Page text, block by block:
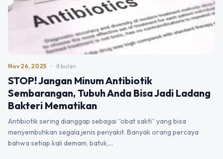
Nov 26, 2025 • 8 bulan
STOP! Jangan Minum Antibiotik
Sembarangan, Tubuh Anda Bisa Jadi Ladang
Bakteri Mematikan
Antibiotik sering dianggap sebagai “obat sakti” yang bisa
menyembuhkan segala jenis penyakit. Banyak orang percaya
bahwa setiap kali demam, batuk,…